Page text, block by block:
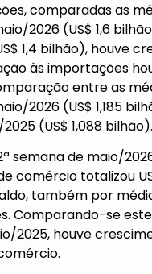
comparadas as
2026 (US$ 1,6
1,4 bilhão), houve
às importações
entre as
2026 (US$ 1,185
(US$ 1,088 bilhão).
semana de maio/
comércio totalizou
também por
Comparando-se
2025, houve